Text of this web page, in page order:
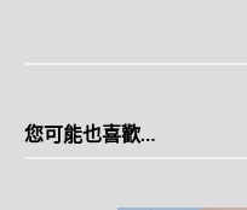
您可能也喜歡…